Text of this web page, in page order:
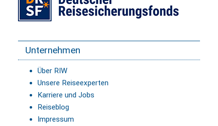
Unternehmen
Über RIW
Unsere Reiseexperten
Karriere und Jobs
Reiseblog
Impressum